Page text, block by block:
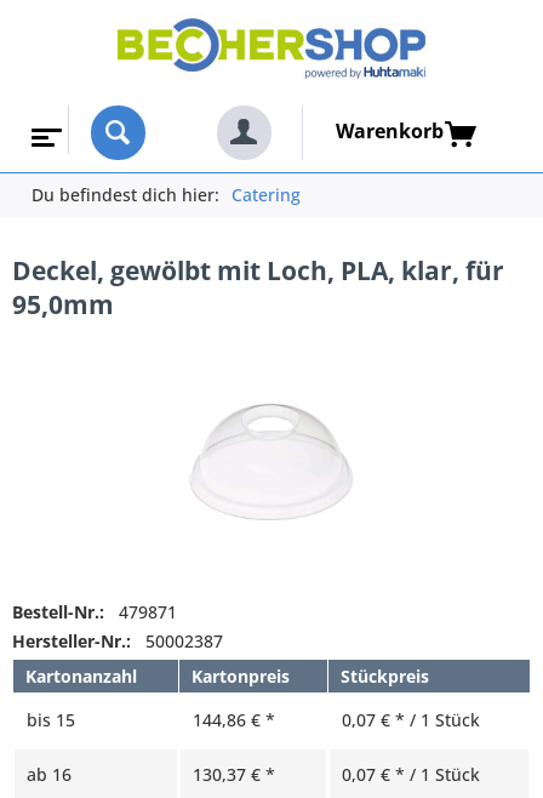
Warenkorb
Du befindest dich hier: Catering
Deckel, gewölbt mit Loch, PLA, klar, für
95,0mm
Bestell-Nr.:
479871
Hersteller-Nr.:
50002387
Kartonanzahl
Kartonpreis
Stückpreis
bis 15 144,86 € * 0,07 € * / 1 Stück
ab 16 130,37 € * 0,07 € * / 1 Stück